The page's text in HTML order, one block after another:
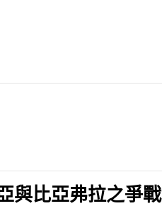
與比亞弗拉之爭戰